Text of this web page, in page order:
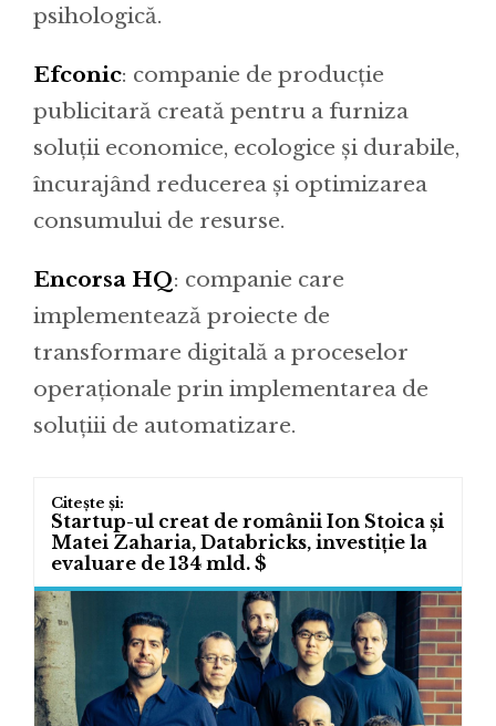
psihologică.
Efconic: companie de producție
publicitară creată pentru a furniza
soluții economice, ecologice și durabile,
încurajând reducerea și optimizarea
consumului de resurse.
Encorsa HQ: companie care
implementează proiecte de
transformare digitală a proceselor
operaționale prin implementarea de
soluțiii de automatizare.
Startup-ul creat de românii Ion Stoica și
Matei Zaharia, Databricks, investiție la
evaluare de 134 mld. $